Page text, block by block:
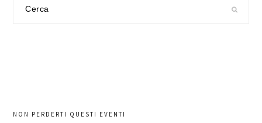
NON PERDERTI QUESTI EVENTI